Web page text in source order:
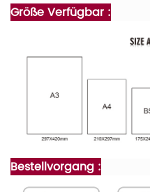
Größe Verfügbar :
Bestellvorgang :